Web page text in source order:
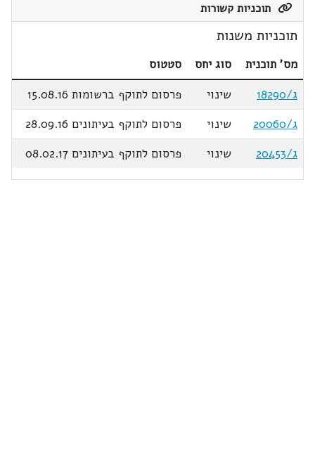
תוכניות קשורות
תוכניות משנות
מס' תוכנית סוג יחס
סטטוס
ג/18290
שינוי
פרסום לתוקף ברשומות 15.08.16
ג/20060
שינוי
פרסום לתוקף בעיתונים 28.09.16
ג/20453
שינוי פרסום לתוקף בעיתונים 08.02.17